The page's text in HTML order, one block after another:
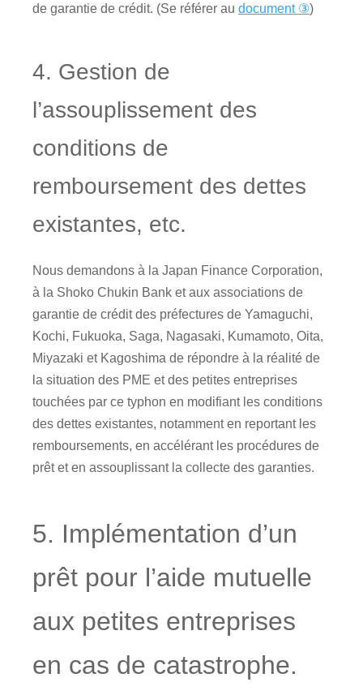
de garantie de crédit. (Se référer au document ③)
4. Gestion de
l’assouplissement des
conditions de
remboursement des dettes
existantes, etc.
Nous demandons à la Japan Finance Corporation,
à la Shoko Chukin Bank et aux associations de
garantie de crédit des préfectures de Yamaguchi,
Kochi, Fukuoka, Saga, Nagasaki, Kumamoto, Oita,
Miyazaki et Kagoshima de répondre à la réalité de
la situation des PME et des petites entreprises
touchées par ce typhon en modifiant les conditions
des dettes existantes, notamment en reportant les
remboursements, en accélérant les procédures de
prêt et en assouplissant la collecte des garanties.
5. Implémentation d’un
prêt pour l’aide mutuelle
aux petites entreprises
en cas de catastrophe.